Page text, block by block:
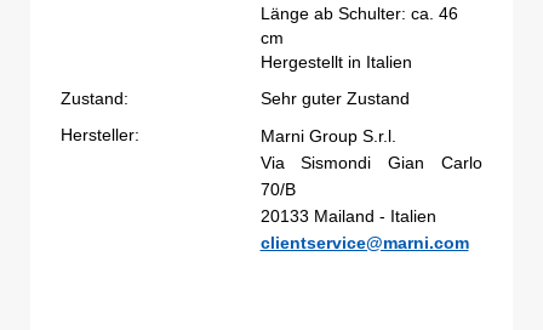
Länge ab Schulter: ca. 46
cm
Hergestellt in Italien
Zustand:
Sehr guter Zustand
Hersteller:
Marni Group S.r.l.
Via Sismondi Gian Carlo
70/B
20133 Mailand - Italien
clientservice@marni.com